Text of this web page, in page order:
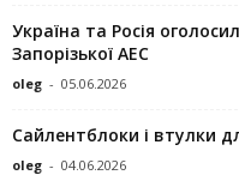
Україна та Росія
Запорізької АЕС
oleg - 05.06.2026
Сайлентблоки і втулки
oleg - 04.06.2026